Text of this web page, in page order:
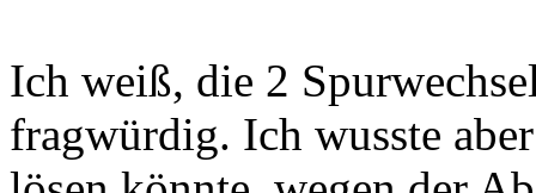
Ich weiß, die 2
fragwürdig. Ich wusste